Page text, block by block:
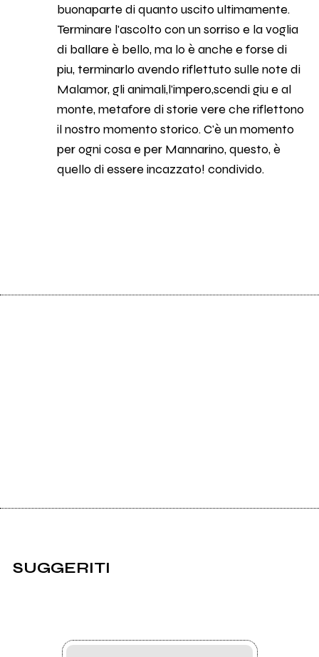
buonaparte di quanto uscito ultimamente.
Terminare l'ascolto con un sorriso e la voglia
di ballare è bello, ma lo è anche e forse di
piu, terminarlo avendo riflettuto sulle note di
Malamor, gli animali,l'impero,scendi giu e al
monte, metafore di storie vere che riflettono
il nostro momento storico. C'è un momento
per ogni cosa e per Mannarino, questo, è
quello di essere incazzato! condivido.
SUGGERITI